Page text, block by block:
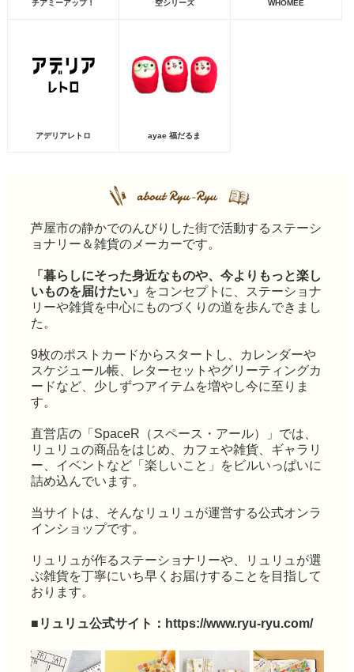
チアミーアップ！ 空シリーズ WHOMEE
アデリアレトロ ayae 福だるま
芦屋市の静かでのんびりした街で活動するステーシ
ョナリー＆雑貨のメーカーです。
「暮らしにそった身近なものや、今よりもっと楽し
いものを届けたい」
をコンセプトに、ステーショナ
リーや雑貨を中心にものづくりの道を歩んできまし
た。
9枚のポストカードからスタートし、カレンダーや
スケジュール帳、レターセットやグリーティングカ
ードなど、少しずつアイテムを増やし今に至りま
す。
直営店の「SpaceR（スペース・アール）」では、
リュリュの商品をはじめ、カフェや雑貨、ギャラリ
ー、イベントなど「楽しいこと」をビルいっぱいに
詰め込んでいます。
当サイトは、そんなリュリュが運営する公式オンラ
インショップです。
リュリュが作るステーショナリーや、リュリュが選
ぶ雑貨を丁寧にいち早くお届けすることを目指して
おります。
■リュリュ公式サイト： https://www.ryu-ryu.com/